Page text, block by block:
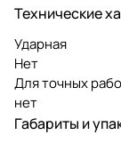
Технические
Ударная
Нет
Для точных
нет
Габариты и